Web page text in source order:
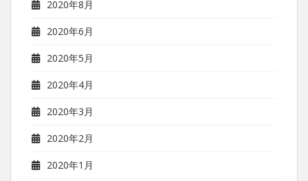
2020年8月
2020年6月
2020年5月
2020年4月
2020年3月
2020年2月
2020年1月